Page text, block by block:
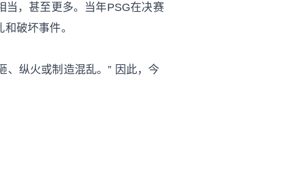
当，甚至更多。当年PSG在决赛
破坏事件。
、纵火或制造混乱。” 因此，今